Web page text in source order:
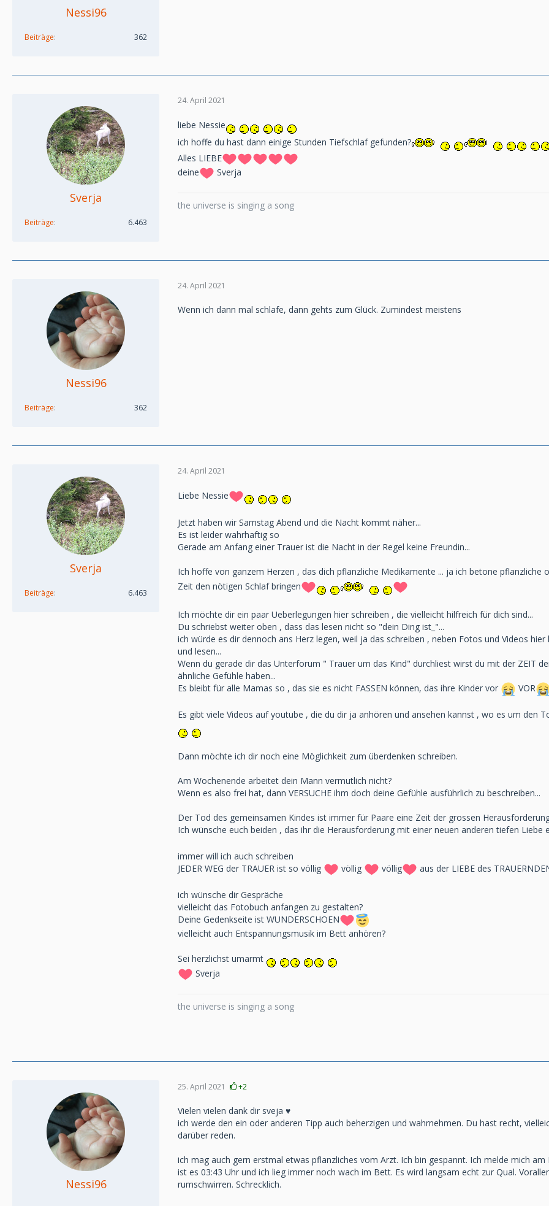
Nessi96
Beiträge 362
Sverja
Beiträge 6.463
24. April 2021
liebe Nessie
ich hoffe du hast dann einige Stunden Tiefschlaf gefunden?
Alles LIEBE
deine
Sverja
the universe is singing a song
Nessi96
Beiträge 362
24. April 2021
Wenn ich dann mal schlafe, dann gehts zum Glück. Zumindest meistens
Sverja
Beiträge 6.463
24. April 2021
Liebe Nessie
Jetzt haben wir Samstag Abend und die Nacht kommt näher...
Es ist leider wahrhaftig so
Gerade am Anfang einer Trauer ist die Nacht in der Regel keine Freundin...
Ich hoffe von ganzem Herzen , das dich pflanzliche Medikamente ... ja ich betone
Zeit den nötigen Schlaf bringen
Ich möchte dir ein paar Ueberlegungen hier schreiben , die vielleicht hilfreich für dich sind...
Du schriebst weiter oben , dass das lesen nicht so "dein Ding ist_"...
ich würde es dir dennoch ans Herz legen, weil ja das schreiben , neben Fotos und Videos
und lesen...
Wenn du gerade dir das Unterforum " Trauer um das Kind" durchliest wirst du mit der ZEIT
ähnliche Gefühle haben...
Es bleibt für alle Mamas so , das sie es nicht FASSEN können, das ihre Kinder vor
VOR
Es gibt viele Videos auf youtube , die du dir ja anhören und ansehen kannst , wo es um den
Dann möchte ich dir noch eine Möglichkeit zum überdenken schreiben.
Am Wochenende arbeitet dein Mann vermutlich nicht?
Wenn es also frei hat, dann VERSUCHE ihm doch deine Gefühle ausführlich zu beschreiben...
Der Tod des gemeinsamen Kindes ist immer für Paare eine Zeit der grossen
Ich wünsche euch beiden , das ihr die Herausforderung mit einer neuen anderen tiefen Liebe
immer will ich auch schreiben
JEDER WEG der TRAUER ist so völlig
völlig völlig aus der LIEBE des
ich wünsche dir Gespräche
vielleicht das Fotobuch anfangen zu gestalten?
Deine Gedenkseite ist WUNDERSCHOEN
vielleicht auch Entspannungsmusik im Bett anhören?
Sei herzlichst umarmt
Sverja
the universe is singing a song
Nessi96
25. April 2021 +2
Vielen vielen dank dir sveja ♥️
ich werde den ein oder anderen Tipp auch beherzigen und wahrnehmen. Du hast recht,
darüber reden.
ich mag auch gern erstmal etwas pflanzliches vom Arzt. Ich bin gespannt. Ich melde mich
ist es 03:43 Uhr und ich lieg immer noch wach im Bett. Es wird langsam echt zur Qual.
rumschwirren. Schrecklich.